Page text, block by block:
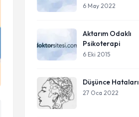
BAĞLANMA VE
6 May 2022
Aktarım Odaklı
Psikoterapi
6 Eki 2015
Düşünce Hataları
27 Oca 2022